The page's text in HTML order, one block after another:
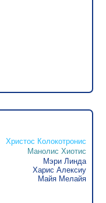
Христос Колокотронис
Манолис Хиотис
Мэри Линда
Харис Алексиу
Майя Мелайя